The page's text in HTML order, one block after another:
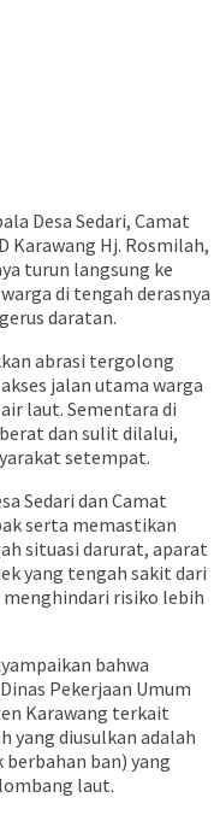
Desa Sedari, Camat
Karawang Hj. Rosmilah,
turun langsung ke
di tengah derasnya
daratan.
abrasi tergolong
jalan utama warga
laut. Sementara di
dan sulit dilalui,
setempat.
Sedari dan Camat
serta memastikan
situasi darurat, aparat
yang tengah sakit dari
menghindari risiko lebih
bahwa
Pekerjaan Umum
Karawang terkait
yang diusulkan adalah
ban) yang
laut.